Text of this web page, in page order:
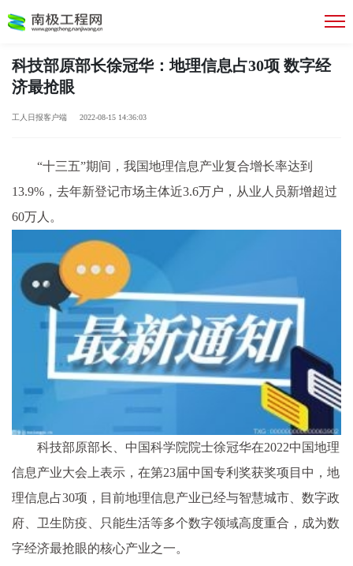
科技部原部长徐冠华：地理信息占30项 数字经
济最抢眼
工人日报客户端 2022-08-15 14:36:03
“十三五”期间，我国地理信息产业复合增长率达到
13.9%，去年新登记市场主体近3.6万户，从业人员新增超过
60万人。
科技部原部长 、中国科学院院士徐冠华在2022中国地理
信息产业大会上表示，在第23届中国专利奖获奖项目中，地
理信息占30项，目前地理信息产业已经与智慧城市、数字政
府、卫生防疫、只能生活等多个数字领域高度重合，成为数
字经济最抢眼的核心产业之一。